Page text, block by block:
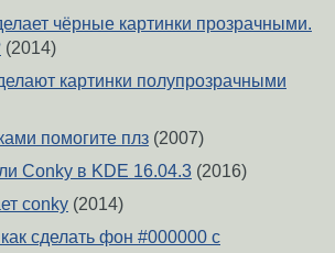
чёрные картинки прозрачными.
(2014)
картинки полупрозрачными
помогите плз (2007)
Conky в KDE 16.04.3 (2016)
conky (2014)
сделать фон #000000 с